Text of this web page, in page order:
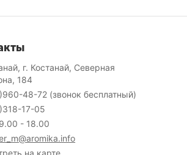
г. Костанай, Северная
184
48-72 (звонок бесплатный)
17-05
- 18.00
на карте